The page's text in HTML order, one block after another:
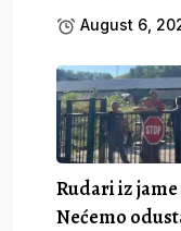
August 6,
Rudari iz
Nećemo